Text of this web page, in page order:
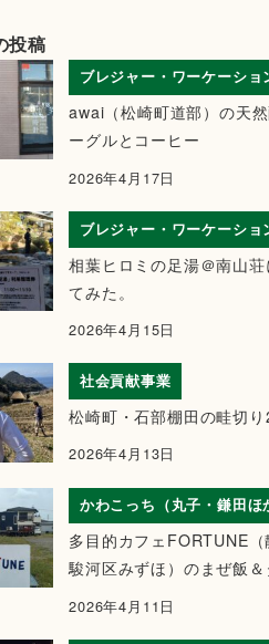
投稿
ブレジャー・ワーケーショ
awai（松崎町道部）の天
ーグルとコーヒー
2026年4月17日
ブレジャー・ワーケーショ
相葉ヒロミの足湯＠南山荘
てみた。
2026年4月15日
社会貢献事業
松崎町・石部棚田の畦切
2026年4月13日
かわこっち（丸子・鎌田ほ
多目的カフェFORTUNE（
駿河区みずほ）のまぜ飯＆
2026年4月11日